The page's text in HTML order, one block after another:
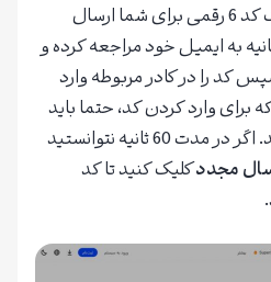
برای تایید ایمیل، سایت یک کد 6 رقمی برای شما ارسال
شما باید ظرف 60 ثانیه به ایمیل خود مراجعه کرده و
کد را در کادر مربوطه وارد
برای وارد کردن کد، حتما باید
زبان کیبورد را انگلیسی کنید. اگر در مدت 60 ثانیه نتوانستید
مجددکلیک کنید تا کد